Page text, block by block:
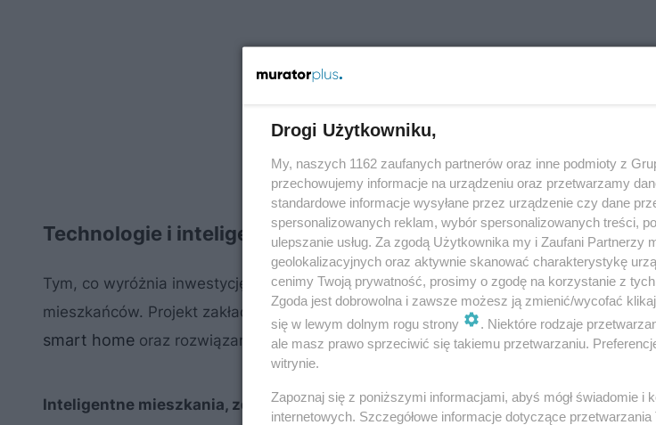
Technologie i inteligentne rozwiązania dla mieszkańców
Tym, co wyróżnia inwestycję, jest pakiet udogodnień zaprojektowanych z myślą o
mieszkańców. Projekt zakłada realizację zaawansowanego technologicznie osiedla z
smart home oraz rozwiązaniami opartymi na sztucznej inteligencji.
Inteligentne mieszkania, zdalny dostęp i bezpieczeństwo
Drogi Użytkowniku,
My, naszych 1162 zaufanych partnerów oraz inne podmioty z
przechowujemy informacje na urządzeniu oraz przetwarzamy
standardowe informacje wysyłane przez urządzenie czy dane
spersonalizowanych reklam, wybór spersonalizowanych treści,
ulepszanie usług. Za zgodą Użytkownika my i Zaufani Partnerzy
geolokalizacyjnych oraz aktywnie skanować charakterystykę
cenimy Twoją prywatność, prosimy o zgodę na korzystanie z
Zgoda jest dobrowolna i zawsze możesz ją zmienić/wycofać
się w lewym dolnym rogu strony
. Niektóre rodzaje
ale masz prawo sprzeciwić się takiemu przetwarzaniu.
witrynie.
Zapoznaj się z poniższymi informacjami, abyś mógł świadomie
internetowych. Szczegółowe informacje dotyczące